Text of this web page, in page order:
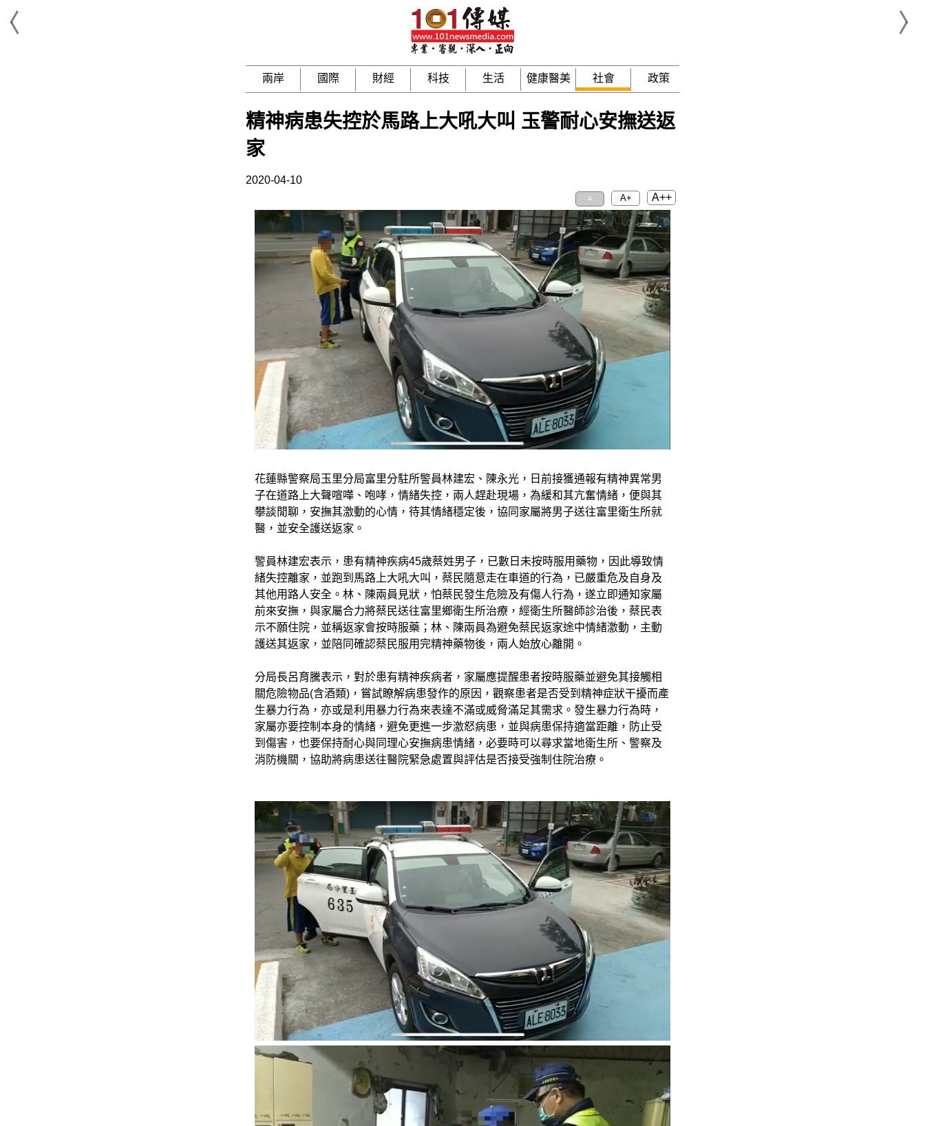
兩岸 國際 財經 科技 生活 健康醫美 社會 政策
精神病患失控於馬路上大吼大叫 玉警耐心安撫送返
家
2020-04-10
A A+ A++
花蓮縣警察局玉里分局富里分駐所警員林建宏、陳永光，日前接獲通報有精神異常男
子在道路上大聲喧嘩、咆哮，情緒失控，兩人趕赴現場，為緩和其亢奮情緒，便與其
攀談閒聊，安撫其激動的心情，待其情緒穩定後，協同家屬將男子送往富里衛生所就
醫，並安全護送返家。
警員林建宏表示，患有精神疾病45歲蔡姓男子，已數日未按時服用藥物，因此導致情
緒失控離家，並跑到馬路上大吼大叫，蔡民隨意走在車道的行為，已嚴重危及自身及
其他用路人安全。林、陳兩員見狀，怕蔡民發生危險及有傷人行為，遂立即通知家屬
前來安撫，與家屬合力將蔡民送往富里鄉衛生所治療，經衛生所醫師診治後，蔡民表
示不願住院，並稱返家會按時服藥；林、陳兩員為避免蔡民返家途中情緒激動，主動
護送其返家，並陪同確認蔡民服用完精神藥物後，兩人始放心離開。
分局長呂育騰表示，對於患有精神疾病者，家屬應提醒患者按時服藥並避免其接觸相
關危險物品(含酒類)，嘗試瞭解病患發作的原因，觀察患者是否受到精神症狀干擾而產
生暴力行為，亦或是利用暴力行為來表達不滿或威脅滿足其需求。發生暴力行為時，
家屬亦要控制本身的情緒，避免更進一步激怒病患，並與病患保持適當距離，防止受
到傷害，也要保持耐心與同理心安撫病患情緒，必要時可以尋求當地衛生所、警察及
消防機關，協助將病患送往醫院緊急處置與評估是否接受強制住院治療。